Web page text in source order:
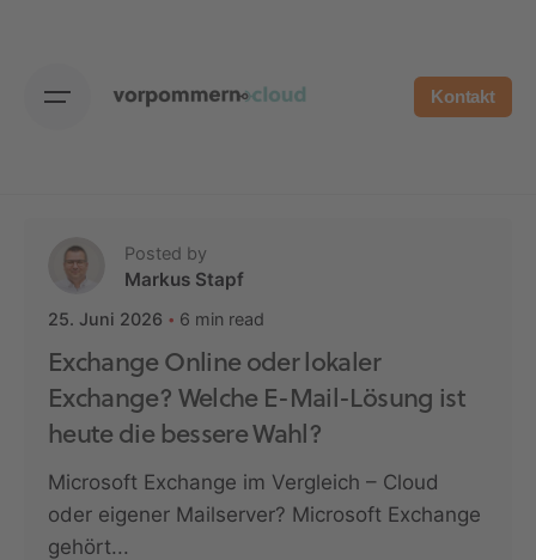
Kontakt
Posted by
Markus Stapf
25. Juni 2026 6 min read
Exchange Online oder lokaler
Exchange? Welche E-Mail-Lösung ist
heute die bessere Wahl?
Microsoft Exchange im Vergleich – Cloud
oder eigener Mailserver? Microsoft Exchange
gehört...